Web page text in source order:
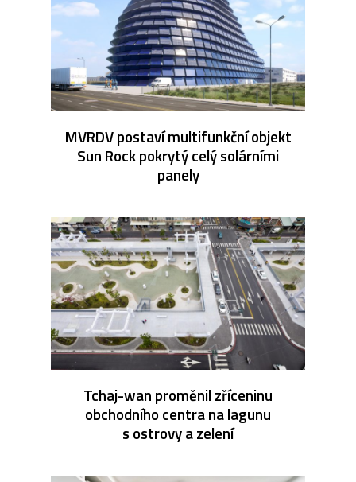
MVRDV postaví multifunkční objekt
Sun Rock pokrytý celý solárními
panely
Tchaj-wan proměnil zříceninu
obchodního centra na lagunu
s ostrovy a zelení